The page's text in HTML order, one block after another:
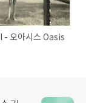
오아시스 Oasis